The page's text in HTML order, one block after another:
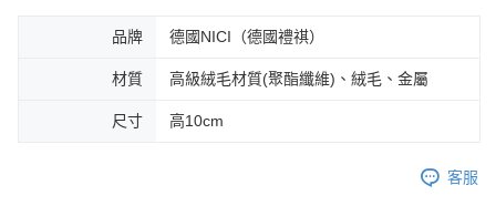
品牌 德國NICI（德國禮祺）
材質 高級絨毛材質(聚酯纖維)、絨毛、金屬
尺寸 高10cm
客服